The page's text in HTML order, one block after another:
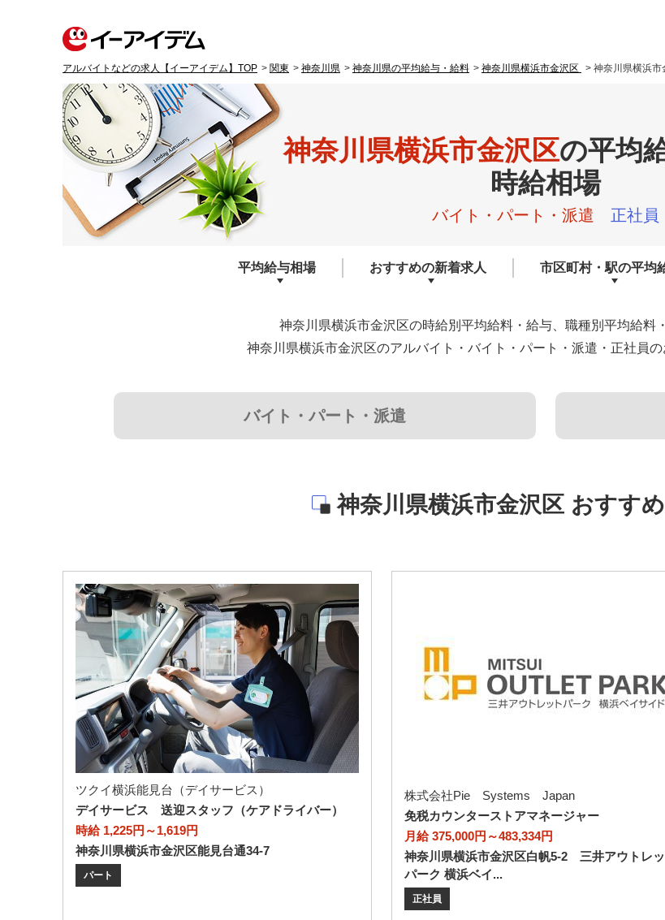
アルバイトなどの求人【イーアイデム】TOP 関東 神奈川県 神奈川県の平均給与・給料 神奈川県横浜市金沢区 神奈川県横浜市
神奈川県横浜市金沢区の平均
時給相場
バイト・パート・派遣 正社員
平均給与相場 おすすめの新着求人 市区町村・駅の平均
神奈川県横浜市金沢区の時給別平均給料・給与、職種別平均給料
神奈川県横浜市金沢区のアルバイト・バイト・パート・派遣・正社員
バイト・パート・派遣
神奈川県横浜市金沢区 おすす
ツクイ横浜能見台（デイサービス）
デイサービス 送迎スタッフ（ケアドライバー）
時給 1,225円～1,619円
神奈川県横浜市金沢区能見台通34-7
パート
株式会社Pie Systems Japan
免税カウンターストアマネージャー
月給 375,000円～483,334円
神奈川県横浜市金沢区白帆5-2 三井アウトレッ
パーク 横浜ベイ...
正社員